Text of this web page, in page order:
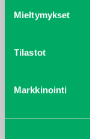
Mieltymykset
Tilastot
Markkinointi